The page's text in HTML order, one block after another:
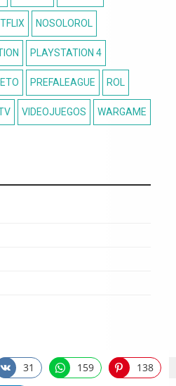
NOSOLOROL
PLAYSTATION 4
PREFALEAGUE ROL
VIDEOJUEGOS WARGAME
31 159
Share
138
Share